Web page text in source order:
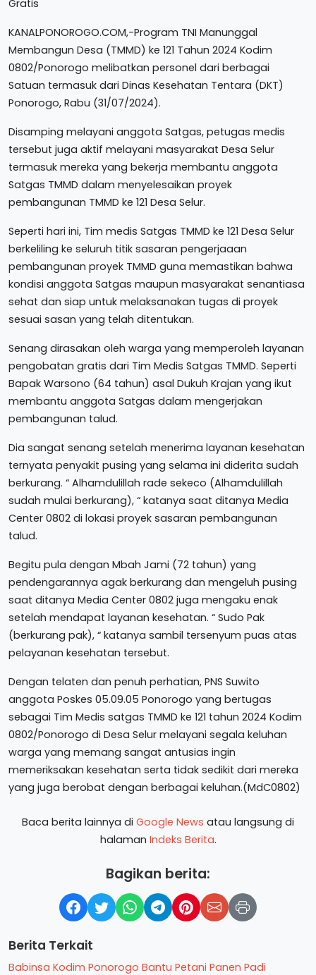
KANALPONOROGO.COM,-Program TNI Manunggal
Membangun Desa (TMMD) ke 121 Tahun 2024 Kodim
0802/Ponorogo melibatkan personel dari berbagai
Satuan termasuk dari Dinas Kesehatan Tentara (DKT)
Ponorogo, Rabu (31/07/2024).
Disamping melayani anggota Satgas, petugas medis
tersebut juga aktif melayani masyarakat Desa Selur
termasuk mereka yang bekerja membantu anggota
Satgas TMMD dalam menyelesaikan proyek
pembangunan TMMD ke 121 Desa Selur.
Seperti hari ini, Tim medis Satgas TMMD ke 121 Desa Selur
berkeliling ke seluruh titik sasaran pengerjaaan
pembangunan proyek TMMD guna memastikan bahwa
kondisi anggota Satgas maupun masyarakat senantiasa
sehat dan siap untuk melaksanakan tugas di proyek
sesuai sasan yang telah ditentukan.
Senang dirasakan oleh warga yang memperoleh layanan
pengobatan gratis dari Tim Medis Satgas TMMD. Seperti
Bapak Warsono (64 tahun) asal Dukuh Krajan yang ikut
membantu anggota Satgas dalam mengerjakan
pembangunan talud.
Dia sangat senang setelah menerima layanan kesehatan
ternyata penyakit pusing yang selama ini diderita sudah
berkurang. “ Alhamdulillah rade sekeco (Alhamdulillah
sudah mulai berkurang), “ katanya saat ditanya Media
Center 0802 di lokasi proyek sasaran pembangunan
talud.
Begitu pula dengan Mbah Jami (72 tahun) yang
pendengarannya agak berkurang dan mengeluh pusing
saat ditanya Media Center 0802 juga mengaku enak
setelah mendapat layanan kesehatan. “ Sudo Pak
(berkurang pak), “ katanya sambil tersenyum puas atas
pelayanan kesehatan tersebut.
Dengan telaten dan penuh perhatian, PNS Suwito
anggota Poskes 05.09.05 Ponorogo yang bertugas
sebagai Tim Medis satgas TMMD ke 121 tahun 2024 Kodim
0802/Ponorogo di Desa Selur melayani segala keluhan
warga yang memang sangat antusias ingin
memeriksakan kesehatan serta tidak sedikit dari mereka
yang juga berobat dengan berbagai keluhan.(MdC0802)
Baca berita lainnya di Google News atau langsung di
halaman Indeks Berita.
Bagikan berita:
Berita Terkait
Babinsa Kodim Ponorogo Bantu Petani Panen Padi